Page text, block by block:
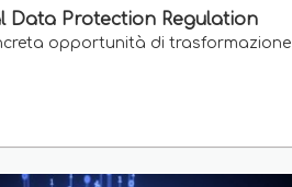
Data Protection Regulation
opportunità di trasformazione